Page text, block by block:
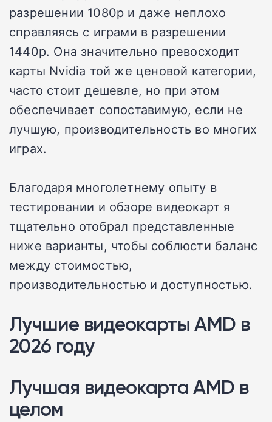
разрешении 1080p и даже неплохо
справляясь с играми в разрешении
1440p. Она значительно превосходит
карты Nvidia той же ценовой категории,
часто стоит дешевле, но при этом
обеспечивает сопоставимую, если не
лучшую, производительность во многих
играх.
Благодаря многолетнему опыту в
тестировании и обзоре видеокарт я
тщательно отобрал представленные
ниже варианты, чтобы соблюсти баланс
между стоимостью,
производительностью и доступностью.
Лучшие видеокарты AMD в
2026 году
Лучшая видеокарта AMD в
целом